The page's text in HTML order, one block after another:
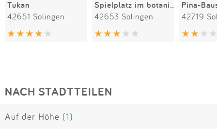
Tukan
42651 Solingen
Spielplatz im botanischen Garten
42653 Solingen
Pina-
42719
NACH STADTTEILEN
Auf der Höhe (1)